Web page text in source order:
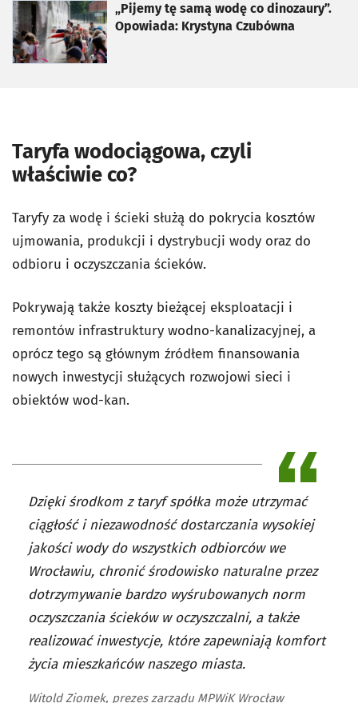
„Pijemy tę samą wodę co dinozaury”.
Opowiada: Krystyna Czubówna
otworzy się w nowej karcie
Taryfa wodociągowa, czyli
właściwie co?
Taryfy za wodę i ścieki służą do pokrycia kosztów
ujmowania, produkcji i dystrybucji wody oraz do
odbioru i oczyszczania ścieków.
Pokrywają także koszty bieżącej eksploatacji i
remontów infrastruktury wodno-kanalizacyjnej, a
oprócz tego są głównym źródłem finansowania
nowych inwestycji służących rozwojowi sieci i
obiektów wod-kan.
Dzięki środkom z taryf spółka może utrzymać
ciągłość i niezawodność dostarczania wysokiej
jakości wody do wszystkich odbiorców we
Wrocławiu, chronić środowisko naturalne przez
dotrzymywanie bardzo wyśrubowanych norm
oczyszczania ścieków w oczyszczalni, a także
realizować inwestycje, które zapewniają komfort
życia mieszkańców naszego miasta.
Witold Ziomek, prezes zarządu MPWiK Wrocław